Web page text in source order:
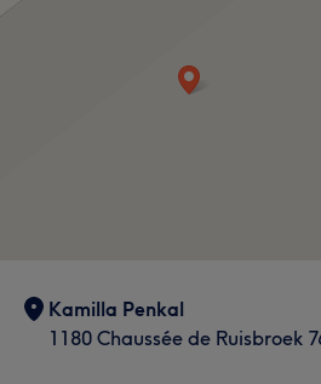
Kamilla Penkal
1180 Chaussée de Ruisbroek